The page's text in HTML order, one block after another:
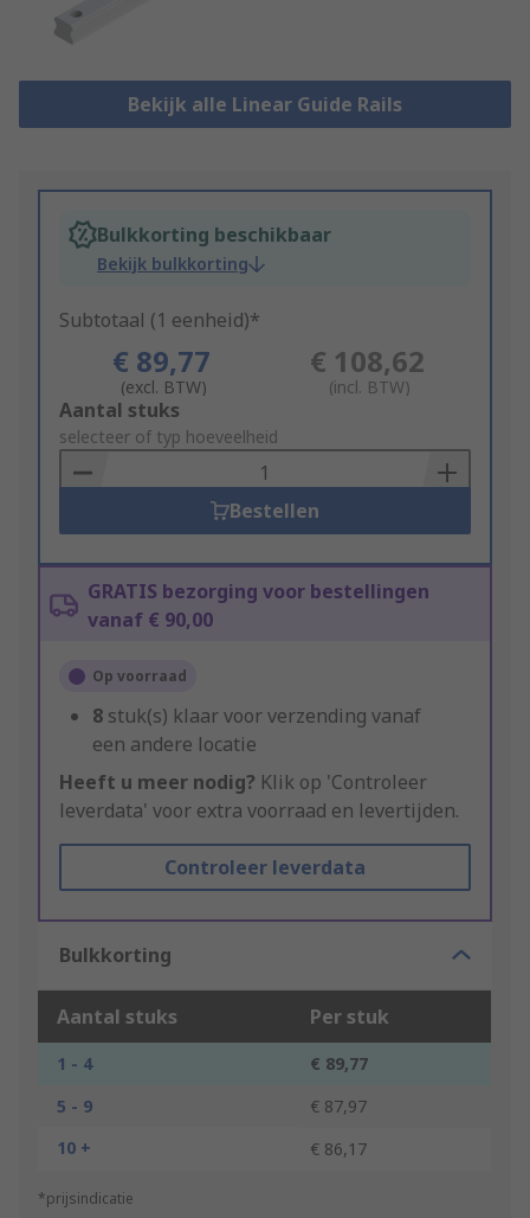
Bekijk alle Linear Guide Rails
Bulkkorting beschikbaar
Bekijk bulkkorting
Subtotaal (1 eenheid)*
€ 89,77
(excl. BTW)
€ 108,62
(incl. BTW)
Add
to
Basket
Aantal stuks
selecteer of typ hoeveelheid
Bestellen
GRATIS bezorging voor bestellingen
vanaf € 90,00
Op voorraad
8 stuk(s) klaar voor verzending vanaf
een andere locatie
Heeft u meer nodig? Klik op 'Controleer
leverdata' voor extra voorraad en levertijden.
Controleer leverdata
Bulkkorting
Aantal stuks Per stuk
1 - 4
€ 89,77
5 - 9
€ 87,97
10 +
€ 86,17
*prijsindicatie